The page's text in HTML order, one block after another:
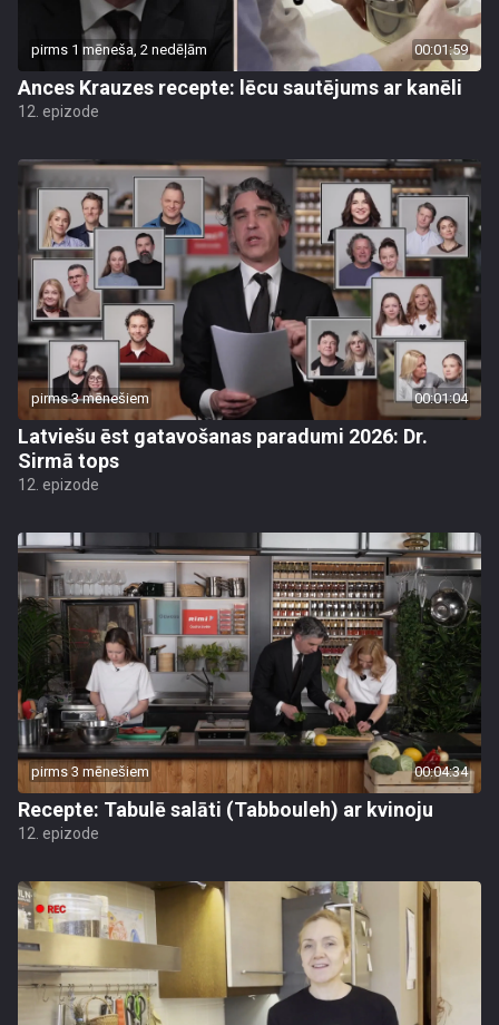
pirms 1 mēneša, 2 nedēļām 00:01:59
Ances Krauzes recepte: lēcu sautējums ar kanēli
12. epizode
pirms 3 mēnešiem 00:01:04
Latviešu ēst gatavošanas paradumi 2026: Dr.
Sirmā tops
12. epizode
pirms 3 mēnešiem 00:04:34
Recepte: Tabulē salāti (Tabbouleh) ar kvinoju
12. epizode